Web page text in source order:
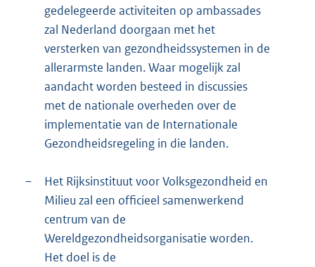
gedelegeerde activiteiten op ambassades
zal Nederland doorgaan met het
versterken van gezondheidssystemen in de
allerarmste landen. Waar mogelijk zal
aandacht worden besteed in discussies
met de nationale overheden over de
implementatie van de Internationale
Gezondheidsregeling in die landen.
–
Het Rijksinstituut voor Volksgezondheid en
Milieu zal een officieel samenwerkend
centrum van de
Wereldgezondheidsorganisatie worden.
Het doel is de